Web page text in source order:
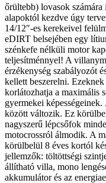
őrültebb) lovasok
alapoktól kezdve úgy
14/12″-es kerekeivel
eDIRT belsejében egy
szénkefe nélküli motor
teljesítménnyel! A
érzékenység szabályozót
kellett beszerelni.
korlátozhatja a maximális
gyermekei
között változik. Ez
nagyszerű lépcsőfok
motocrossról álmodik. A
körülbelül 8 éves kortól
jellemzők: töltöttségi
állítható villa, mono
akkumulátor és az